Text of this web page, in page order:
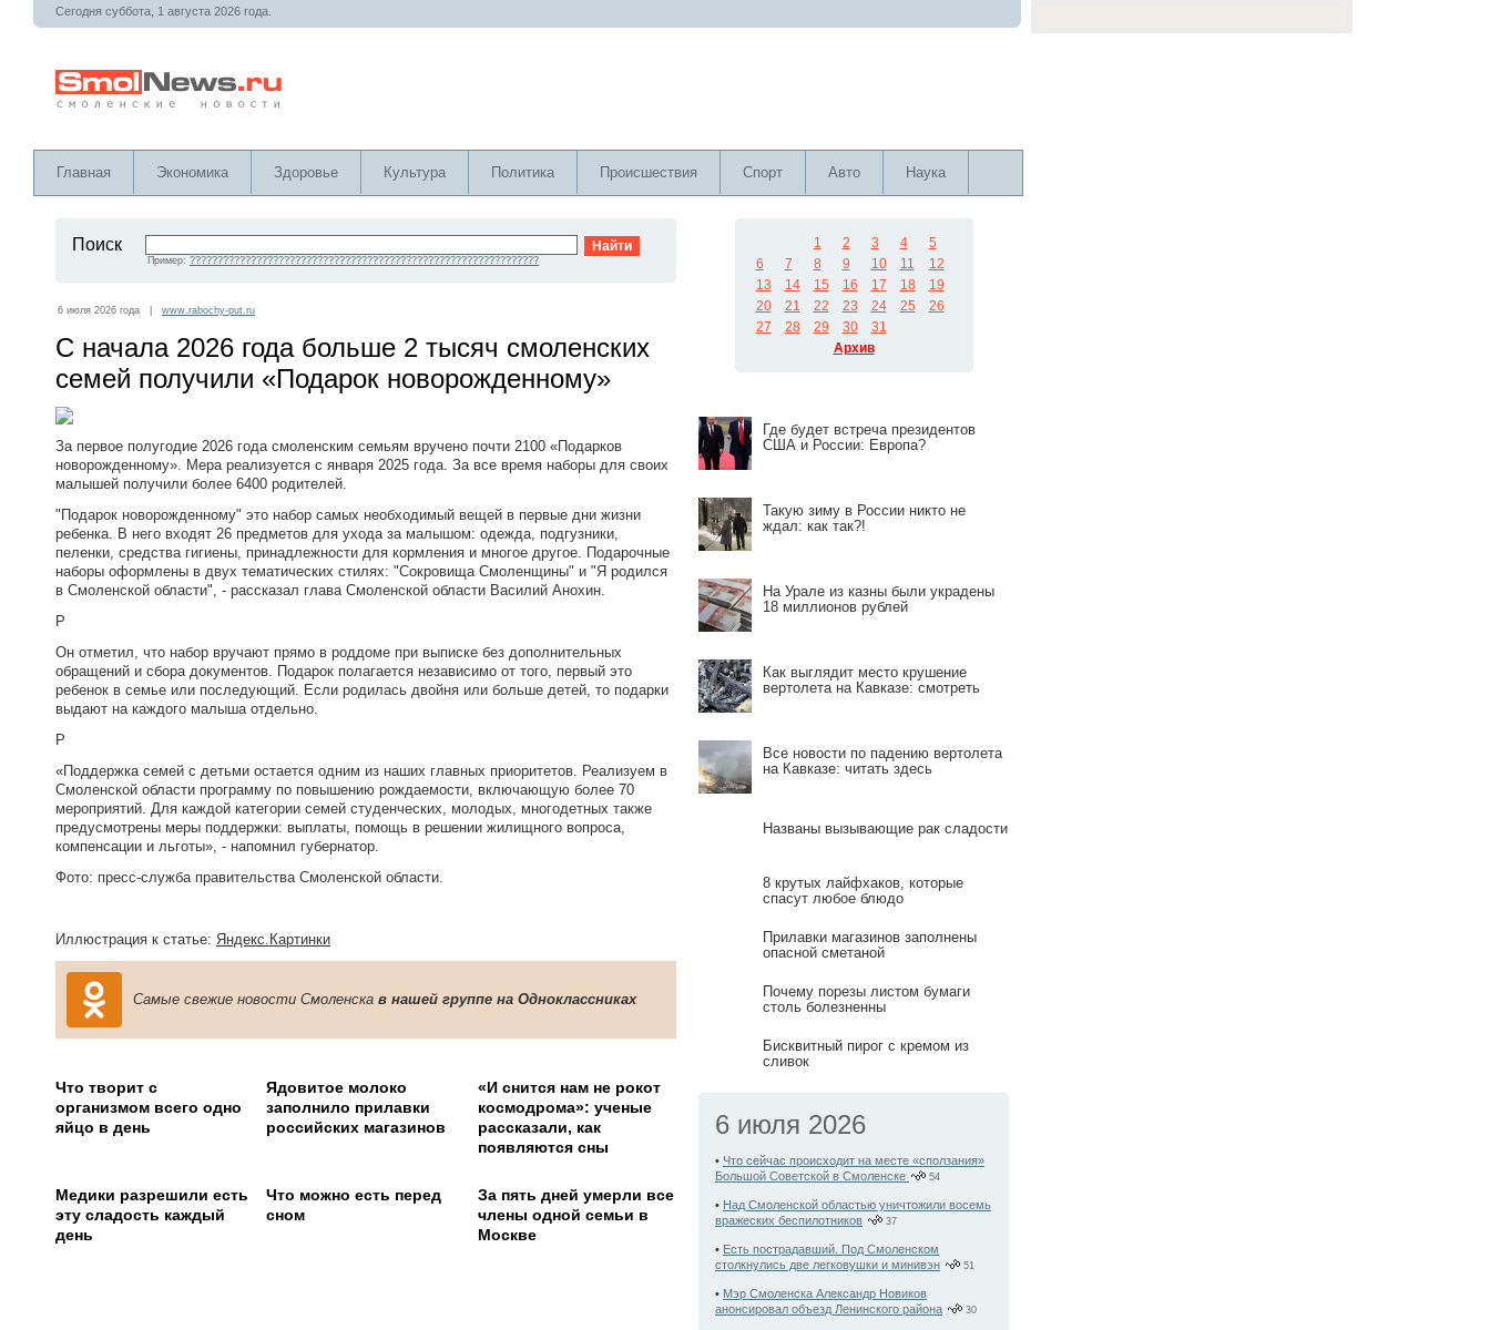
Сегодня суббота, 1 августа 2026 года.
Главная Экономика Здоровье Культура Политика Происшествия Спорт Авто Наука
Поиск
Пример: ???????????????????????????????????????????????????????????????
6 июля 2026 года | www.rabochy-put.ru
С начала 2026 года больше 2 тысяч смоленских
семей получили «Подарок новорожденному»
За первое полугодие 2026 года смоленским семьям вручено почти 2100 «Подарков
новорожденному». Мера реализуется с января 2025 года. За все время наборы для своих
малышей получили более 6400 родителей.
"Подарок новорожденному" это набор самых необходимый вещей в первые дни жизни
ребенка. В него входят 26 предметов для ухода за малышом: одежда, подгузники,
пеленки, средства гигиены, принадлежности для кормления и многое другое. Подарочные
наборы оформлены в двух тематических стилях: "Сокровища Смоленщины" и "Я родился
в Смоленской области", - рассказал глава Смоленской области Василий Анохин.
P
Он отметил, что набор вручают прямо в роддоме при выписке без дополнительных
обращений и сбора документов. Подарок полагается независимо от того, первый это
ребенок в семье или последующий. Если родилась двойня или больше детей, то подарки
выдают на каждого малыша отдельно.
P
«Поддержка семей с детьми остается одним из наших главных приоритетов. Реализуем в
Смоленской области программу по повышению рождаемости, включающую более 70
мероприятий. Для каждой категории семей студенческих, молодых, многодетных также
предусмотрены меры поддержки: выплаты, помощь в решении жилищного вопроса,
компенсации и льготы», - напомнил губернатор.
Фото: пресс-служба правительства Смоленской области.
Иллюстрация к статье: Яндекс.Картинки
Самые свежие новости Смоленска в нашей группе на Одноклассниках
Что творит с
организмом всего одно
яйцо в день
Ядовитое молоко
заполнило прилавки
российских магазинов
«И снится нам не рокот
космодрома»: ученые
рассказали, как
появляются сны
Медики разрешили есть
эту сладость каждый
день
Что можно есть перед
сном
За пять дней умерли все
члены одной семьи в
Москве
1 2 3 4
5
6
7 8 9 10 11
12
13
14 15 16 17 18
19
20
21 22 23 24 25
26
27
28 29 30
31
Архив
Где будет встреча президентов
США и России: Европа?
Такую зиму в России никто не
ждал: как так?!
На Урале из казны были украдены
18 миллионов рублей
Как выглядит место крушение
вертолета на Кавказе: смотреть
Все новости по падению вертолета
на Кавказе: читать здесь
Названы вызывающие рак сладости
8 крутых лайфхаков, которые
спасут любое блюдо
Прилавки магазинов заполнены
опасной сметаной
Почему порезы листом бумаги
столь болезненны
Бисквитный пирог с кремом из
сливок
6 июля 2026
• Что сейчас происходит на месте «сползания»
Большой Советской в Смоленске
54
• Над Смоленской областью уничтожили восемь
вражеских беспилотников
37
• Есть пострадавший. Под Смоленском
столкнулись две легковушки и минивэн
51
• Мэр Смоленска Александр Новиков
анонсировал объезд Ленинского района
30